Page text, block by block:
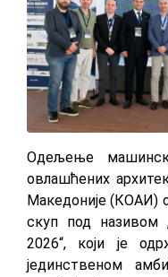
Одељење
овлашћених
Македоније (КОАИ)
скуп под називом
2026“, који је
јединственом